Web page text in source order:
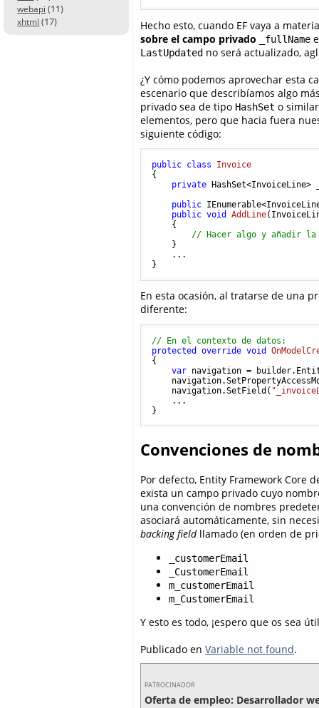
webapi (11)
xhtml (17)
Hecho esto, cuando EF vaya a
sobre el campo privado
_fullName
LastUpdated no será actualizado,
¿Y cómo podemos aprovechar esta
escenario que describíamos algo
privado sea de tipo HashSet o
elementos, pero que hacia fuera
siguiente código:
public class
Invoice
{
private HashSet<InvoiceLine>
public
public void AddLine(
    {
// Hacer algo y añadir
    }
    ...
En esta ocasión, al tratarse de una
diferente:
// En el contexto de datos:
protected
override void
{
var navigation =
    navigation.SetField(
    ...
Convenciones de
Por defecto, Entity Framework Core
exista un campo privado cuyo
una convención de nombres
asociará automáticamente, sin
backing fieldllamado (en orden de
_customerEmail
_CustomerEmail
m_customerEmail
m_CustomerEmail
Y esto es todo, ¡espero que os sea
Publicado en Variable not found.
PATROCINADOR
Oferta de empleo: Desarrollador